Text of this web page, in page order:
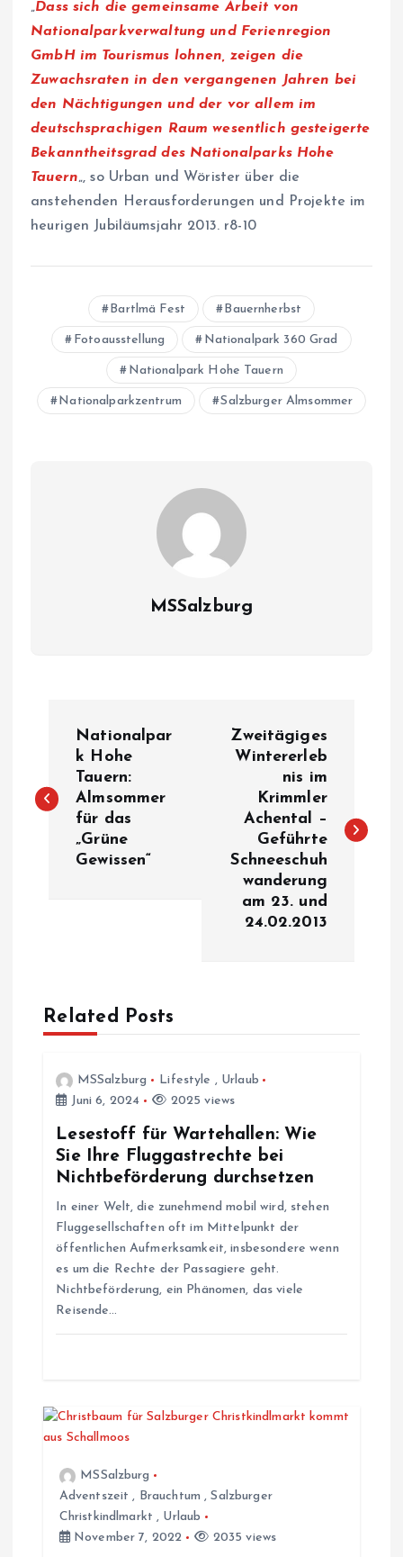
„Dass sich die gemeinsame Arbeit von
Nationalparkverwaltung und Ferienregion
GmbH im Tourismus lohnen, zeigen die
Zuwachsraten in den vergangenen Jahren bei
den Nächtigungen und der vor allem im
deutschsprachigen Raum wesentlich gesteigerte
Bekanntheitsgrad des Nationalparks Hohe
Tauern„, so Urban und Wörister über die
anstehenden Herausforderungen und Projekte im
heurigen Jubiläumsjahr 2013. r8-10
Bartlmä Fest Bauernherbst
Fotoausstellung Nationalpark 360 Grad
Nationalpark Hohe Tauern
Nationalparkzentrum Salzburger Almsommer
MSSalzburg
i
s
o
Nationalpar
k Hohe
Tauern:
Almsommer
für das
„Grüne
Gewissen“
Zweitägiges
Wintererleb
nis im
Krimmler
Achental –
Geführte
Schneeschuh
wanderung
am 23. und
24.02.2013
Related Posts
MSSalzburg Lifestyle , Urlaub
Juni 6, 2024
2025 views
Lesestoff für Wartehallen: Wie
Sie Ihre Fluggastrechte bei
Nichtbeförderung durchsetzen
In einer Welt, die zunehmend mobil wird, stehen
Fluggesellschaften oft im Mittelpunkt der
öffentlichen Aufmerksamkeit, insbesondere wenn
es um die Rechte der Passagiere geht.
Nichtbeförderung, ein Phänomen, das viele
Reisende…
MSSalzburg
Adventszeit , Brauchtum ,Salzburger
Christkindlmarkt , Urlaub
November 7, 2022
2035 views